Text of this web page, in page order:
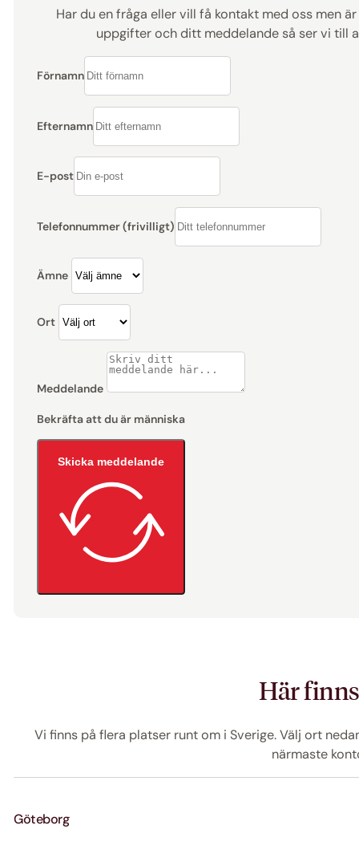
Har du en fråga eller vill få kontakt med oss men
uppgifter och ditt meddelande så ser vi till
Förnamn
Efternamn
E-post
Telefonnummer (frivilligt)
Ämne
Ort
Meddelande
Bekräfta att du är människa
Skicka meddelande
Här
Vi finns på flera platser runt om i Sverige. Välj ort
närmaste
Göteborg